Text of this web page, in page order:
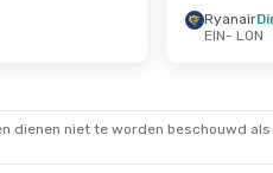
Ryanair
EIN- LON
dienen niet te worden beschouwd